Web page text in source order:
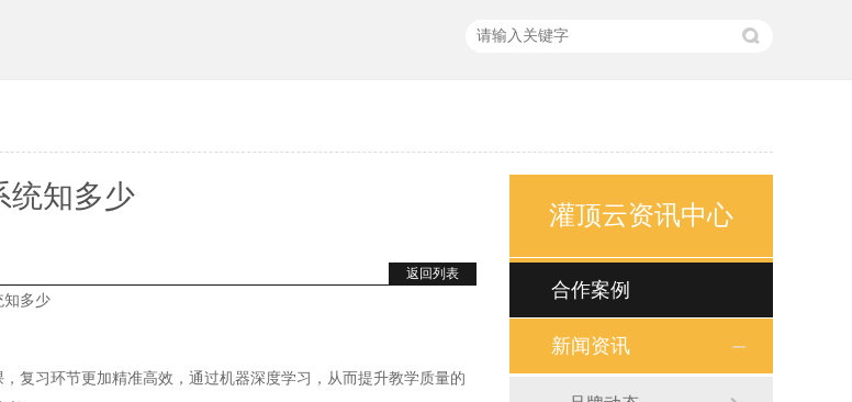
统知多少
返回列表
知多少
习环节更加精准高效，通过机器深度学习，从而提升教学质量的
灌顶云资讯中心
合作案例
新闻资讯